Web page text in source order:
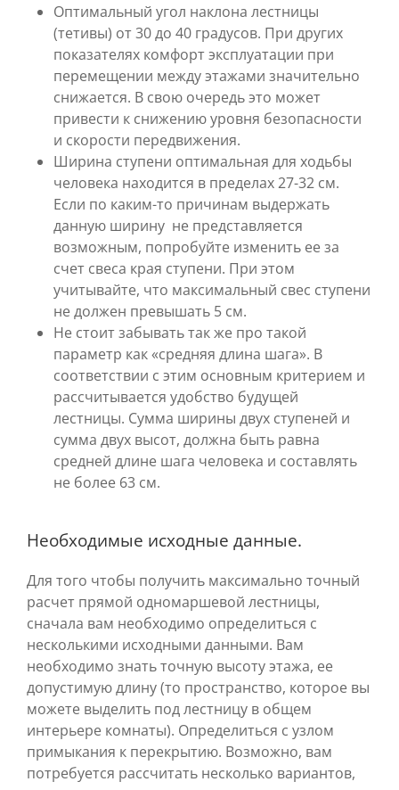
Оптимальный угол наклона лестницы
(тетивы) от 30 до 40 градусов. При других
показателях комфорт эксплуатации при
перемещении между этажами значительно
снижается. В свою очередь это может
привести к снижению уровня безопасности
и скорости передвижения.
Ширина ступени оптимальная для ходьбы
человека находится в пределах 27-32 см.
Если по каким-то причинам выдержать
данную ширину не представляется
возможным, попробуйте изменить ее за
счет свеса края ступени. При этом
учитывайте, что максимальный свес ступени
не должен превышать 5 см.
Не стоит забывать так же про такой
параметр как «средняя длина шага». В
соответствии с этим основным критерием и
рассчитывается удобство будущей
лестницы. Сумма ширины двух ступеней и
сумма двух высот, должна быть равна
средней длине шага человека и составлять
не более 63 см.
Необходимые исходные данные.
Для того чтобы получить максимально точный
расчет прямой одномаршевой лестницы,
сначала вам необходимо определиться с
несколькими исходными данными. Вам
необходимо знать точную высоту этажа, ее
допустимую длину (то пространство, которое вы
можете выделить под лестницу в общем
интерьере комнаты). Определиться с узлом
примыкания к перекрытию. Возможно, вам
потребуется рассчитать несколько вариантов,